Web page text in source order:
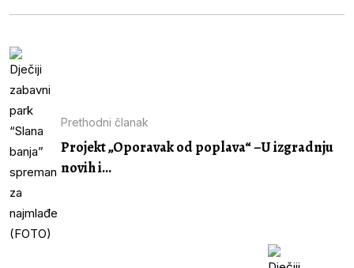
Prethodni članak
Projekt „Oporavak od poplava“ –U izgradnju
novih i...